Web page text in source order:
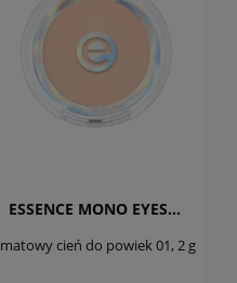
ESSENCE MONO EYESHADOW
matowy cień do powiek 01, 2 g